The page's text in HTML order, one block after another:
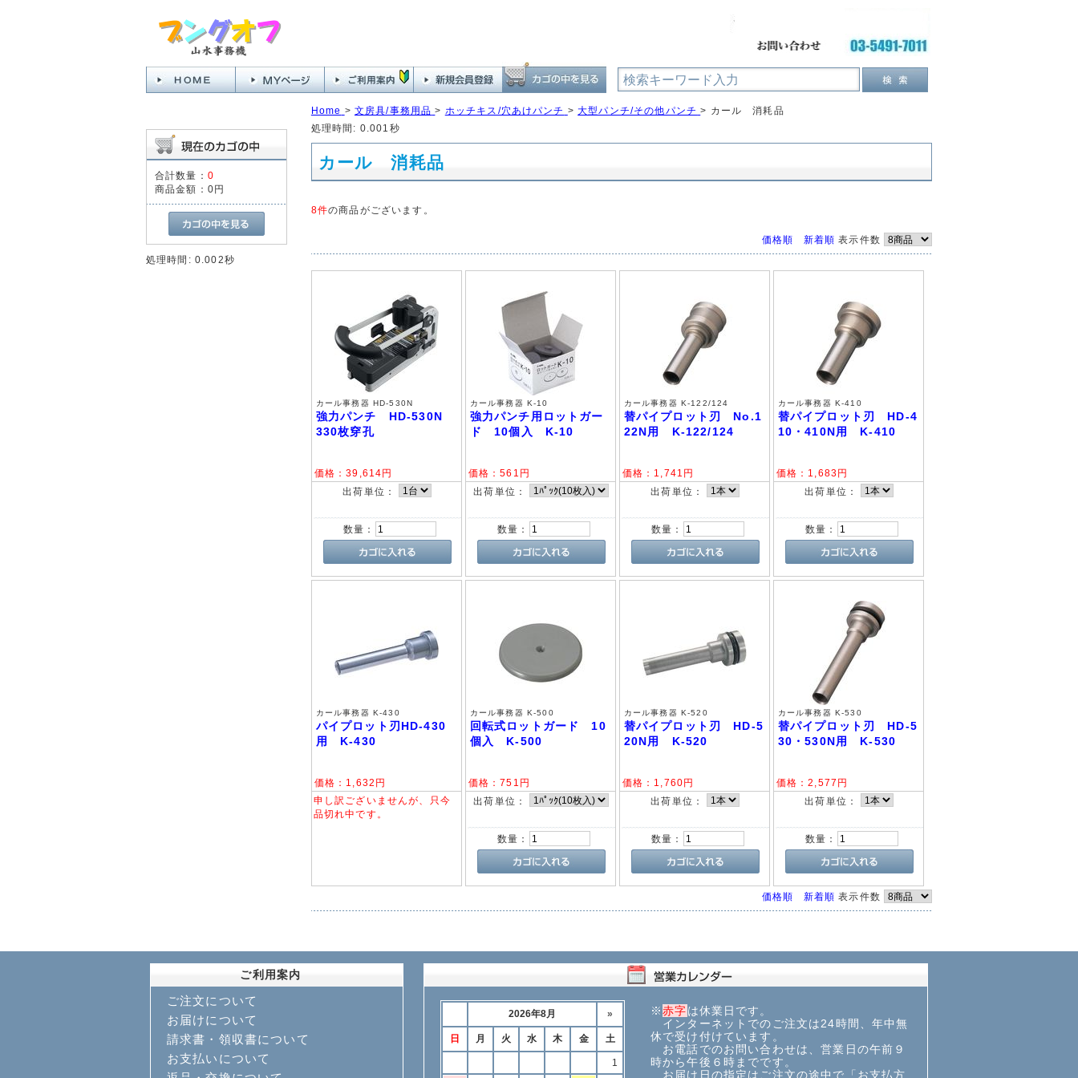
合計数量： 0
商品金額： 0円
処理時間: 0.002秒
Home > 文房具/事務用品 > ホッチキス/穴あけパンチ >大型パンチ/その他パンチ > カール 消耗品
処理時間: 0.001秒
カール 消耗品
8件の商品がございます。
価格順 新着順 表示件数
カール事務器 HD-530N
強力パンチ HD-530N
330枚穿孔
価格：39,614円
出荷単位：
数量：
カール事務器 K-10
強力パンチ用ロットガー
ド 10個入 K-10
価格：561 円
出荷単位：
数量：
カール事務器 K-122/124
替パイプロット刃 No.1
22N用 K-122/124
価格： 1,741 円
出荷単位：
数量：
カール事務器 K-410
替パイプロット刃 HD-4
10・410N用 K-410
価格： 1,683円
出荷単位：
数量：
カール事務器 K-430
パイプロット刃HD-430
用 K-430
価格： 1,632 円
申し訳ございませんが、只今
品切れ中です。
カール事務器 K-500
回転式ロットガード 10
個入 K-500
価格：751 円
出荷単位：
数量：
カール事務器 K-520
替パイプロット刃 HD-5
20N用 K-520
価格： 1,760円
出荷単位：
数量：
カール事務器 K-530
替パイプロット刃 HD-5
30・530N用 K-530
価格：2,577 円
出荷単位：
数量：
価格順 新着順 表示件数
ご利用案内
ご注文について
お届けについて
請求書・領収書について
お支払いについて
※赤字は休業日です。
インターネットでのご注文は24時間、年中無
休で受け付けています。
お電話でのお問い合わせは、営業日の午前９
時から午後６時までです。
お届け日の指定はご注文の途中で「お支払方